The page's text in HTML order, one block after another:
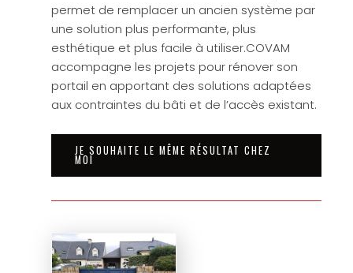
permet de remplacer un ancien système par
une solution plus performante, plus
esthétique et plus facile à utiliser.COVAM
accompagne les projets pour rénover son
portail en apportant des solutions adaptées
aux contraintes du bâti et de l’accès existant.
JE SOUHAITE LE MÊME RÉSULTAT CHEZ
MOI